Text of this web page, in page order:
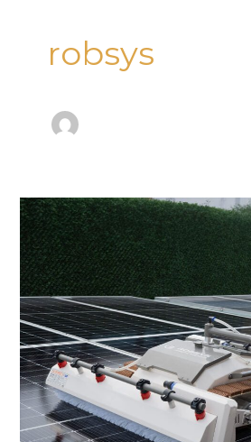
robsys
Güneş
Paneli
Temizliği
ve
Güvenlik